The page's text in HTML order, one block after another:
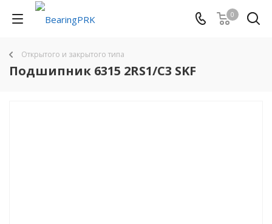
0
Открытого и закрытого типа
Подшипник 6315 2RS1/C3 SKF